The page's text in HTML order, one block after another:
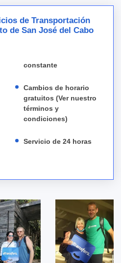
de Transportación
de San José del Cabo
constante
Cambios de horario
gratuitos (Ver nuestro
términos y
condiciones)
Servicio de 24 horas